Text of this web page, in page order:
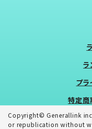
ラ
プ
特定商
Copyright© Generallink
or republication without